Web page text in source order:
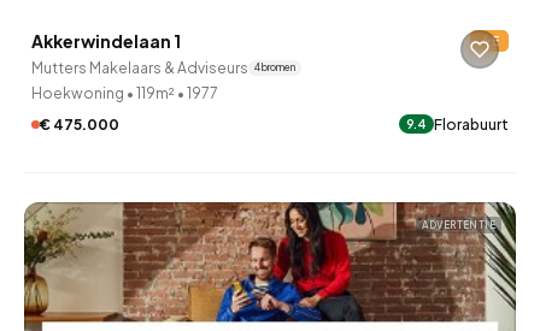
Verkocht onder voorbehoud
Akkerwindelaan 1 E
Mutters Makelaars & Adviseurs 4 bronnen
Hoekwoning • 119m² • 1977
€ 475.000
9.4 Florabuurt
ADVERTENTIE